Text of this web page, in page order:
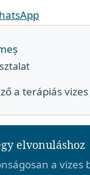
a terápiás
elvonuláshoz
a